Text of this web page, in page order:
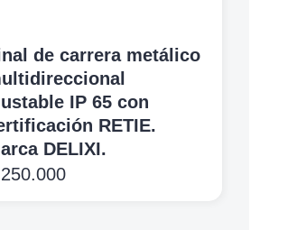
de carrera metálico
IP 65 con
RETIE.
DELIXI.